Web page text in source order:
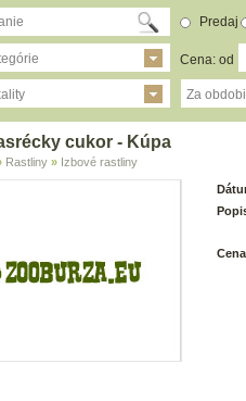
Predaj
Cena: od
Za
cukor - Kúpa
Rastliny » Izbové rastliny